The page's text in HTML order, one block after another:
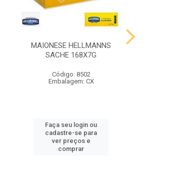
MAIONESE HELLMANNS
SACHE 168X7G
Código: 8502
Embalagem: CX
Faça seu login ou
cadastre-se para
ver preços e
comprar